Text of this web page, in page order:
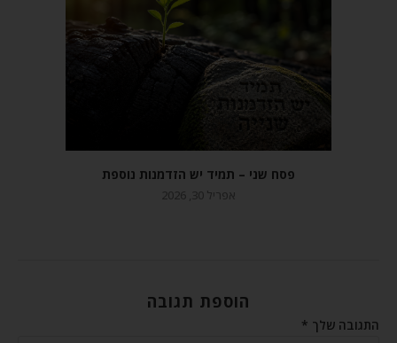
פסח שני – תמיד יש הזדמנות נוספת
אפריל 30, 2026
הוספת תגובה
התגובה שלך *